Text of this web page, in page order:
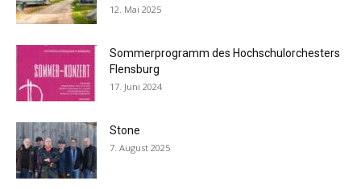
12. Mai 2025
Sommerprogramm des Hochschulorchesters
Flensburg
17. Juni 2024
Stone
7. August 2025